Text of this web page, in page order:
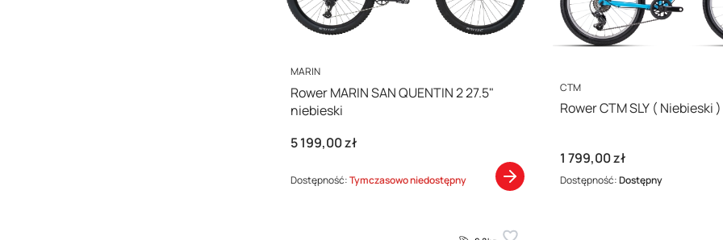
PRODUCENT
MARIN
Rower MARIN SAN QUENTIN 2 27.5"
niebieski
Cena
5 199,00 zł
Dostępność:Tymczasowo niedostępny
PRODUCENT
CTM
Rower CTM SLY ( Niebieski )
Cena
1 799,00 zł
Dostępność:Dostępny